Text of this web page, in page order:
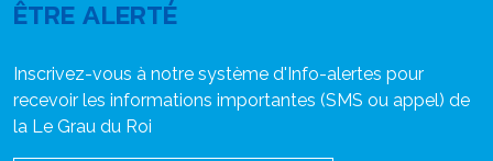
ÊTRE ALERTÉ
Inscrivez-vous à notre système d'Info-alertes pour
recevoir les informations importantes (SMS ou appel) de
la Le Grau du Roi